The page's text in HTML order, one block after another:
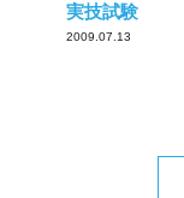
実技試験
2009.07.13